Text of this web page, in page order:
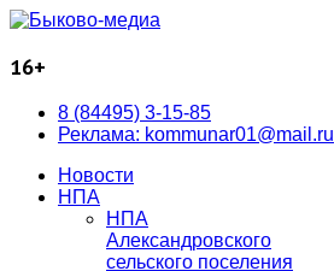
16+
8 (84495) 3-15-85
Реклама: kommunar01@mail.ru
Новости
НПА
НПА
Александровского
сельского поселения